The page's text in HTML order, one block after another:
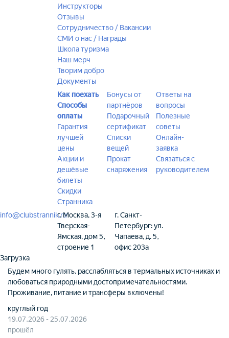
Инструкторы
Отзывы
Сотрудничество / Вакансии
СМИ о нас / Награды
Школа туризма
Наш мерч
Творим добро
Документы
Как поехать
Способы
оплаты
Гарантия
лучшей
цены
Акции и
дешёвые
билеты
Скидки
Странника
Бонусы от
партнёров
Подарочный
сертификат
Списки
вещей
Прокат
снаряжения
Ответы на
вопросы
Полезные
советы
Онлайн-
заявка
Связаться с
руководителем
info@clubstrannik.ruг. Москва, 3-я
Тверская-
Ямская, дом 5,
строение 1
г. Санкт-
Петербург: ул.
Чапаева, д. 5,
офис 203а
Загрузка
Будем много гулять, расслабляться в термальных источниках и
любоваться природными достопримечательностями.
Проживание, питание и трансферы включены!
круглый год
19.07.2026 - 25.07.2026
прошёл